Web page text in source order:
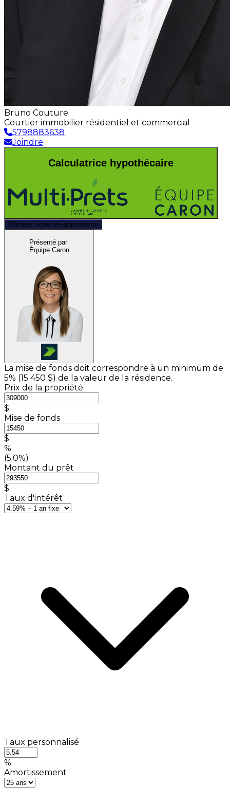
Bruno Couture
Courtier immobilier résidentiel et commercial
5798883638
Joindre
Calculatrice hypothécaire
Obtenez votre pré-approbation
Présenté par
Équipe Caron
La mise de fonds doit correspondre à un minimum de
5% (15 450 $) de la valeur de la résidence.
Prix de la propriété
$
Mise de fonds
$
%
(5.0%)
Montant du prêt
$
Taux d'intérêt
Taux personnalisé
%
Amortissement